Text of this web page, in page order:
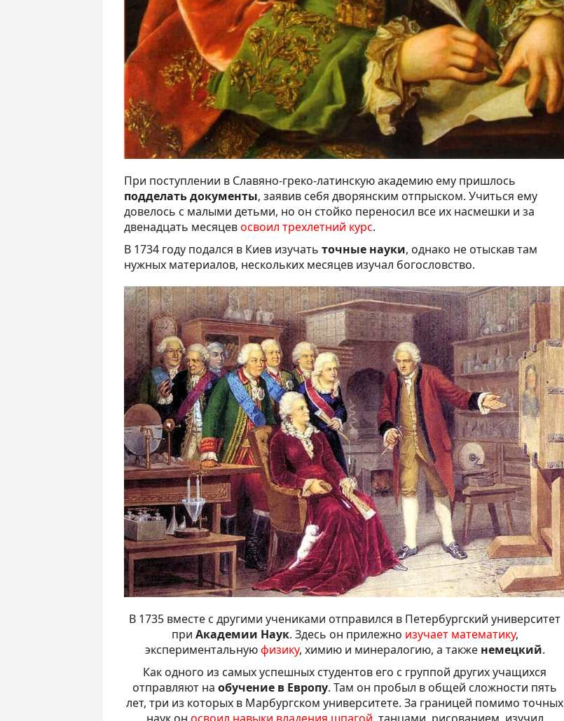
При поступлении в Славяно-греко-латинскую академию ему пришлось
подделать документы, заявив себя дворянским отпрыском. Учиться ему
довелось с малыми детьми, но он стойко переносил все их насмешки и за
двенадцать месяцевосвоил трехлетний курс.
В 1734 году подался в Киев изучать точные науки, однако не отыскав там
нужных материалов, нескольких месяцев изучал богословство.
В 1735 вместе с другими учениками отправился в Петербургский университет
при Академии Наук. Здесь он прилежно изучает математику,
экспериментальнуюфизику, химию и минералогию, а также немецкий.
Как одного из самых успешных студентов его с группой других учащихся
отправляют на обучение в Европу. Там он пробыл в общей сложности пять
лет, три из которых в Марбургском университете. За границей помимо точных